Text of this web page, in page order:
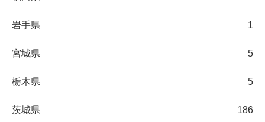
岩手県 1
宮城県 5
栃木県 5
茨城県 186